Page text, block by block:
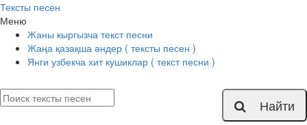
Тексты песен
Меню
Жаны кыргызча текст песни
Жаңа қазақша әндер ( тексты песен )
Янги узбекча хит кушиклар ( текст песни )
Найти